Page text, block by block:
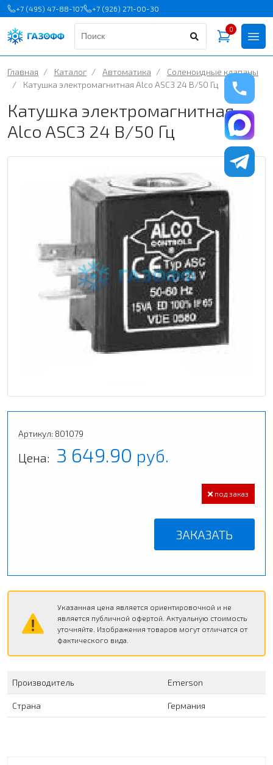
+7 (495) 47-88-107 +7 (926) 271-00-30
0
Главная / Каталог / Автоматика /
Соленоидные клапаны
/
Катушка электромагнитная Alco ASC3 24 B/50 Гц
Катушка электромагнитная
Alco ASC3 24 B/50 Гц
Артикул: 801079
Цена: 3 649.90 руб.
под заказ
ЗАКАЗАТЬ
Указанная цена является ориентировочной и не
является публичной офертой. Актуальную стоимость
уточняйте. Изображения товаров могут отличатся от
фактического вида.
Производитель Emerson
Страна Германия